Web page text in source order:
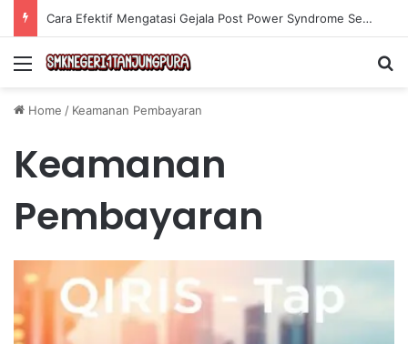
Cara Efektif Mengatasi Gejala Post Power Syndrome Setelah Pensiun Kerja
Menu
Home / Keamanan Pembayaran
Keamanan
Pembayaran